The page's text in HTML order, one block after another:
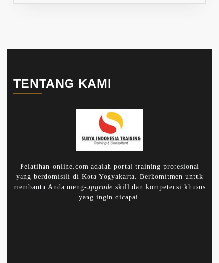
TENTANG KAMI
Pelatihan-online.com adalah portal training profesional
yang berdomisili di Kota Yogyakarta. Berkomitmen untuk
membantu Anda meng-upgrade skill dan kompetensi khusus
yang ingin dicapai.